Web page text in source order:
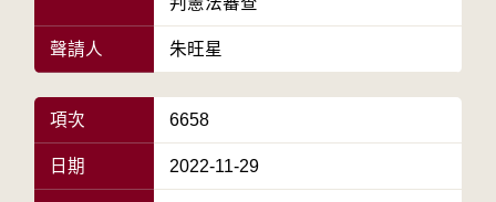
聲請人 朱旺星
項次 6658
日期 2022-11-29